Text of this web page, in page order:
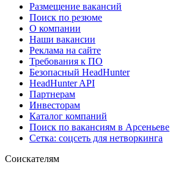
Размещение вакансий
Поиск по резюме
О компании
Наши вакансии
Реклама на сайте
Требования к ПО
Безопасный HeadHunter
HeadHunter API
Партнерам
Инвесторам
Каталог компаний
Поиск по вакансиям в Арсеньеве
Сетка: соцсеть для нетворкинга
Соискателям